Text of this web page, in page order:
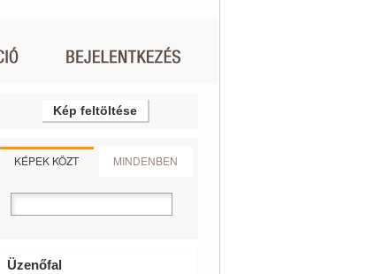
Kép feltöltése
KÉPEK KÖZT MINDENBEN
Üzenőfal